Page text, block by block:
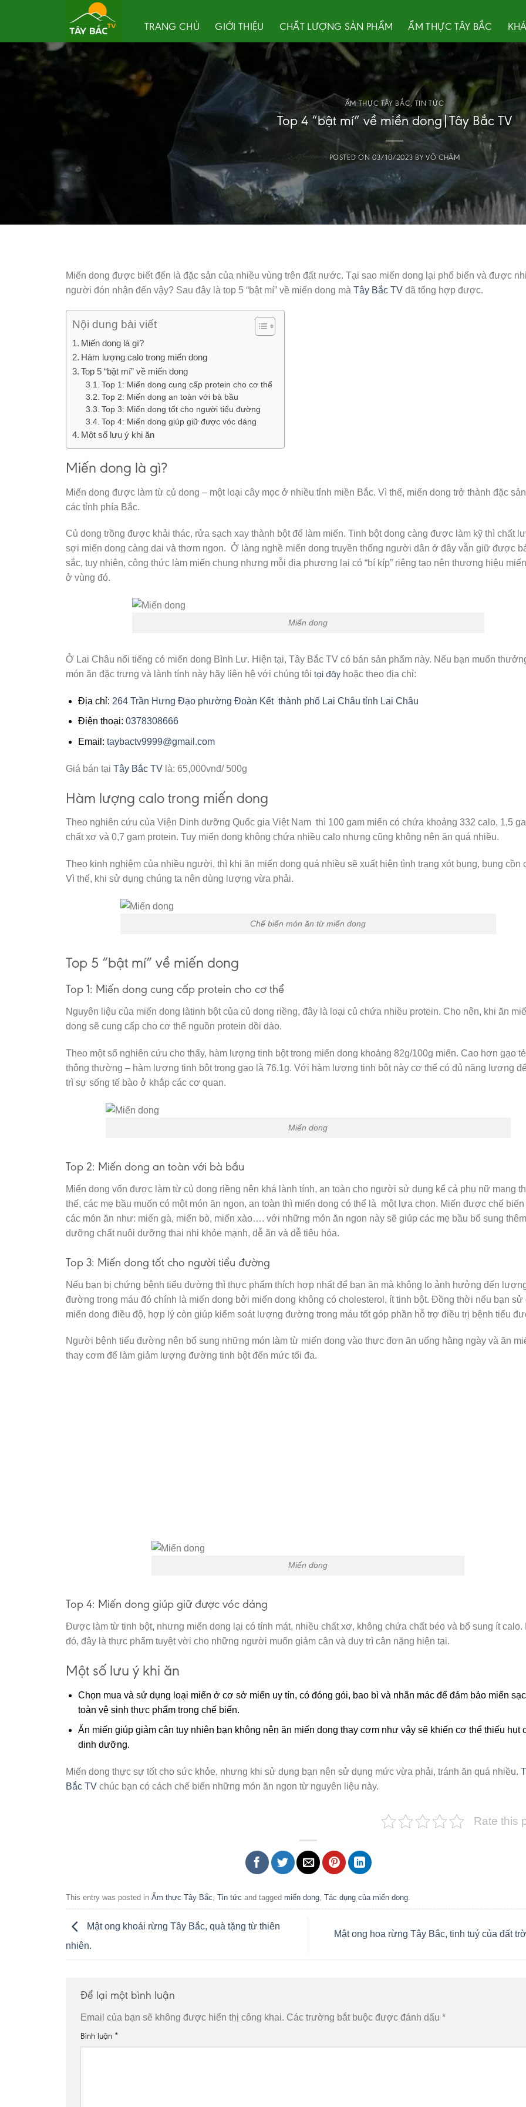
TRANG CHỦ GIỚI THIỆU CHẤT LƯỢNG SẢN PHẨM ẨM THỰC TÂY BẮC
ẨM THỰC TÂY BẮC,TIN TỨC
Top 4 “bật mí” về miền dong|Tây Bắc TV
POSTED ON 03/10/2023 BY VÕ CHÂM
Miến dong được biết đến là đặc sản của nhiều vùng trên đất nước. Tại sao miến dong lại phổ biến và được
người đón nhận đến vậy? Sau đây là top 5 “bật mí” về miến dong mà Tây Bắc TV đã tổng hợp được.
Nội dung bài viết
Miến dong là gì?
Hàm lượng calo trong miến dong
Top 5 “bật mí” về miến dong
Top 1: Miến dong cung cấp protein cho cơ thể
Top 2: Miến dong an toàn với bà bầu
Top 3: Miến dong tốt cho người tiểu đường
Top 4: Miến dong giúp giữ được vóc dáng
Một số lưu ý khi ăn
Miến dong là gì?
Miến dong được làm từ củ dong – một loại cây mọc ở nhiều tỉnh miền Bắc. Vì thế, miến dong trở thành đặc
các tỉnh phía Bắc.
Củ dong trồng được khải thác, rửa sạch xay thành bột để làm miến. Tinh bột dong càng được làm kỹ thì chất
sợi miến dong càng dai và thơm ngon. Ở làng nghề miến dong truyền thống người dân ở đây vẫn giữ được
sắc, tuy nhiên, công thức làm miến chung nhưng mỗi địa phương lại có “bí kíp” riêng tạo nên thương hiệu
ở vùng đó.
Miến dong
Ở Lai Châu nổi tiếng có miến dong Bình Lư. Hiện tại, Tây Bắc TV có bán sản phẩm này. Nếu bạn muốn
món ăn đặc trưng và lành tính này hãy liên hệ với chúng tôi tại đây hoặc theo địa chỉ:
Địa chỉ: 264 Trần Hưng Đạo phường Đoàn Kết thành phố Lai Châu tỉnh Lai Châu
Điện thoại: 0378308666
Email: taybactv9999@gmail.com
Giá bán tại Tây Bắc TV là: 65,000vnđ/ 500g
Hàm lượng calo trong miến dong
Theo nghiên cứu của Viện Dinh dưỡng Quốc gia Việt Nam thì 100 gam miến có chứa khoảng 332 calo, 1,5
chất xơ và 0,7 gam protein. Tuy miến dong không chứa nhiều calo nhưng cũng không nên ăn quá nhiều.
Theo kinh nghiệm của nhiều người, thì khi ăn miến dong quá nhiều sẽ xuất hiện tình trạng xót bụng, bụng cồn
Vì thế, khi sử dụng chúng ta nên dùng lượng vừa phải.
Chế biến món ăn từ miến dong
Top 5 “bật mí” về miến dong
Top 1: Miến dong cung cấp protein cho cơ thể
Nguyên liệu của miến dong làtinh bột của củ dong riềng, đây là loại củ chứa nhiều protein. Cho nên, khi ăn
dong sẽ cung cấp cho cơ thể nguồn protein dồi dào.
Theo một số nghiên cứu cho thấy, hàm lượng tinh bột trong miến dong khoảng 82g/100g miến. Cao hơn gạo tẻ
thông thường – hàm lượng tinh bột trong gạo là 76.1g. Với hàm lượng tinh bột này cơ thể có đủ năng lượng
trì sự sống tế bào ở khắp các cơ quan.
Miến dong
Top 2: Miến dong an toàn với bà bầu
Miến dong vốn được làm từ củ dong riềng nên khá lành tính, an toàn cho người sử dụng kể cả phụ nữ mang
thế, các mẹ bầu muốn có một món ăn ngon, an toàn thì miến dong có thể là một lựa chọn. Miến được chế
các món ăn như: miến gà, miến bò, miến xào…. với những món ăn ngon này sẽ giúp các mẹ bầu bổ sung thêm
dưỡng chất nuôi dưỡng thai nhi khỏe mạnh, dễ ăn và dễ tiêu hóa.
Top 3: Miến dong tốt cho người tiểu đường
Nếu bạn bị chứng bệnh tiểu đường thì thực phẩm thích hợp nhất để bạn ăn mà không lo ảnh hưởng đến
đường trong máu đó chính là miến dong bởi miến dong không có cholesterol, ít tinh bột. Đồng thời nếu bạn sử
miến dong điều độ, hợp lý còn giúp kiểm soát lượng đường trong máu tốt góp phần hỗ trợ điều trị bệnh tiểu
Người bệnh tiểu đường nên bổ sung những món làm từ miến dong vào thực đơn ăn uống hằng ngày và ăn
thay cơm để làm giảm lượng đường tinh bột đến mức tối đa.
Miến dong
Top 4: Miến dong giúp giữ được vóc dáng
Được làm từ tinh bột, nhưng miến dong lại có tính mát, nhiều chất xơ, không chứa chất béo và bổ sung ít calo.
đó, đây là thực phẩm tuyệt vời cho những người muốn giảm cân và duy trì cân nặng hiện tại.
Một số lưu ý khi ăn
Chọn mua và sử dụng loại miến ở cơ sở miến uy tín, có đóng gói, bao bì và nhãn mác để đảm bảo miến
toàn vệ sinh thực phẩm trong chế biến.
Ăn miến giúp giảm cân tuy nhiên bạn không nên ăn miến dong thay cơm như vậy sẽ khiến cơ thể thiếu hụt
dinh dưỡng.
Miến dong thực sự tốt cho sức khỏe, nhưng khi sử dụng bạn nên sử dụng mức vừa phải, tránh ăn quá nhiều.
Bắc TV chúc bạn có cách chế biến những món ăn ngon từ nguyên liệu này.
Rate this
This entry was posted in Ẩm thực Tây Bắc, Tin tức and tagged miến dong, Tác dụng của miến dong.
Mật ong khoái rừng Tây Bắc, quà tặng từ thiên
nhiên.
Mật ong hoa rừng Tây Bắc, tinh tuý của đất
Để lại một bình luận
Email của bạn sẽ không được hiển thị công khai. Các trường bắt buộc được đánh dấu *
Bình luận *